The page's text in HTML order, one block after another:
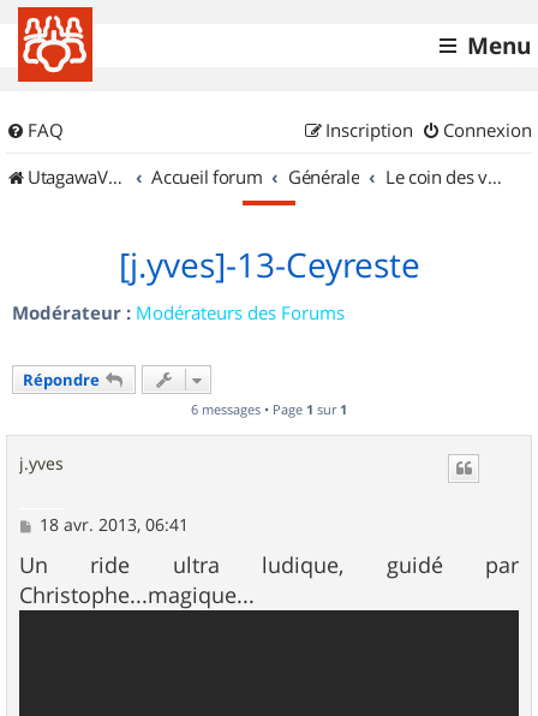
Menu
FAQ Connexion
Inscription
UtagawaVTT (Randos VTT et VTTAE avec traces GPS)
Accueil forum Générale Le coin des vidéastes
[j.yves]-13-Ceyreste
Modérateur : Modérateurs des Forums
Répondre
6 messages • Page 1 sur 1
j.yves
M
s
s
a
18 avr. 2013, 06:41
Un ride ultra ludique, guidé par
Christophe...magique...